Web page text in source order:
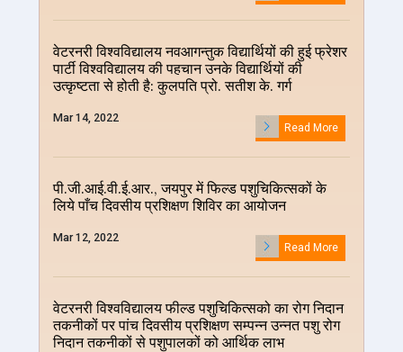
वेटरनरी विश्वविद्यालय नवआगन्तुक विद्यार्थियों की हुई फ्रेशर
पार्टी विश्वविद्यालय की पहचान उनके विद्यार्थियों की
उत्कृष्टता से होती है: कुलपति प्रो. सतीश के. गर्ग
Mar 14, 2022
Read More
पी.जी.आई.वी.ई.आर., जयपुर में फिल्ड पशुचिकित्सकों के
लिये पाँच दिवसीय प्रशिक्षण शिविर का आयोजन
Mar 12, 2022
Read More
वेटरनरी विश्वविद्यालय फील्ड पशुचिकित्सको का रोग निदान
तकनीकों पर पांच दिवसीय प्रशिक्षण सम्पन्न उन्नत पशु रोग
निदान तकनीकों से पशुपालकों को आर्थिक लाभ